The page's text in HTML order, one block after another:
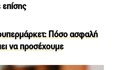
επίσης
Πόσο ασφαλή
να προσέχουμε